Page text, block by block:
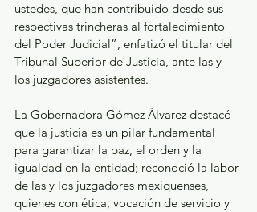
ustedes, que han contribuido desde sus
respectivas trincheras al fortalecimiento
del Poder Judicial”, enfatizó el titular del
Tribunal Superior de Justicia, ante las y
los juzgadores asistentes.
La Gobernadora Gómez Álvarez destacó
que la justicia es un pilar fundamental
para garantizar la paz, el orden y la
igualdad en la entidad; reconoció la labor
de las y los juzgadores mexiquenses,
quienes con ética, vocación de servicio y